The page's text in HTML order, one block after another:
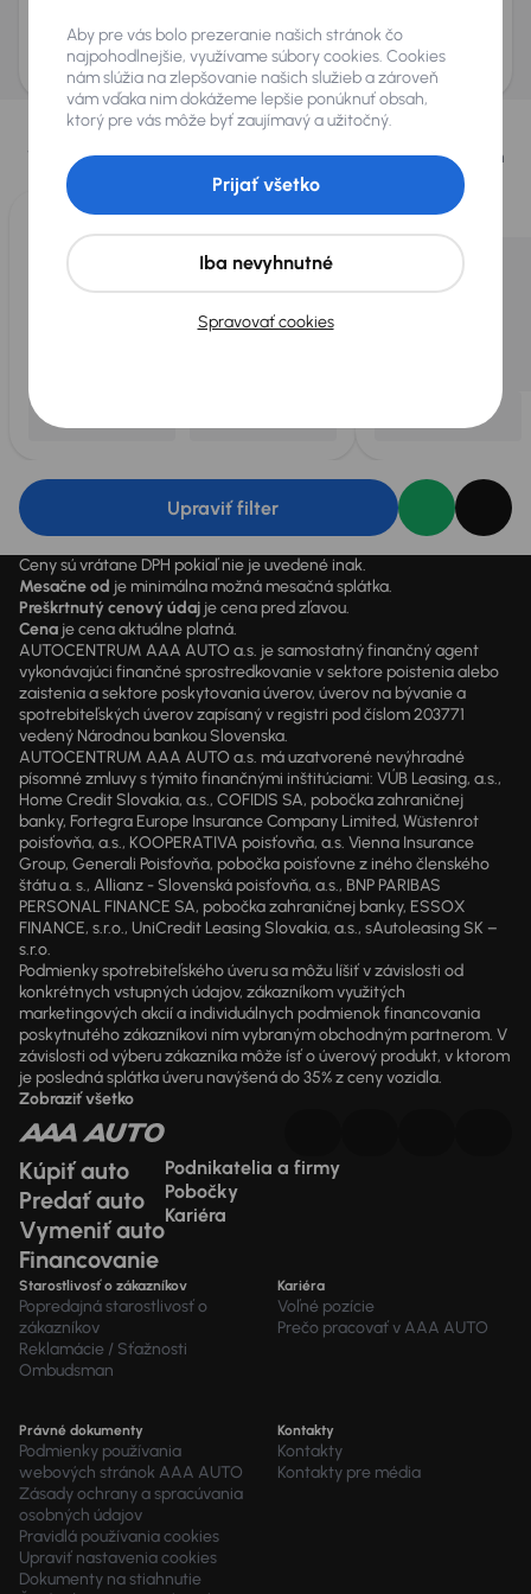
AURES Holdings a.s., so sídlom Dopravákov 874/15, Čimice, 184 00 Praha 8 bude
uchovávať a spracovávať vaše osobné údaje v súlade so zásadami ochrany a
spracovania osobných údajov.
Vybrali sme pre vás
Vyberáme pre vás tienajlepšie vozidláz našej ponuky. Každý deň
pre vás vykúpimeaž 400 vozidiel
Upraviť filter
Ceny sú vrátane DPH pokiaľ nie je uvedené inak.
Mesačne od je minimálna možná mesačná splátka.
Preškrtnutý cenový údaj je cena pred zľavou.
Cena je cena aktuálne platná.
AUTOCENTRUM AAA AUTO a.s. je samostatný finančný agent
vykonávajúci finančné sprostredkovanie v sektore poistenia alebo
zaistenia a sektore poskytovania úverov, úverov na bývanie a
spotrebiteľských úverov zapísaný v registri pod číslom 203771
vedený Národnou bankou Slovenska.
AUTOCENTRUM AAA AUTO a.s. má uzatvorené nevýhradné
písomné zmluvy s týmito finančnými inštitúciami: VÚB Leasing, a.s.,
Home Credit Slovakia, a.s., COFIDIS SA, pobočka zahraničnej
banky, Fortegra Europe Insurance Company Limited, Wüstenrot
poisťovňa, a.s., KOOPERATIVA poisťovňa, a.s. Vienna Insurance
Group, Generali Poisťovňa, pobočka poisťovne z iného členského
štátu a. s., Allianz - Slovenská poisťovňa, a.s., BNP PARIBAS
PERSONAL FINANCE SA, pobočka zahraničnej banky, ESSOX
FINANCE, s.r.o., UniCredit Leasing Slovakia, a.s., sAutoleasing SK –
s.r.o.
Podmienky spotrebiteľského úveru sa môžu líšiť v závislosti od
konkrétnych vstupných údajov, zákazníkom využitých
marketingových akcií a individuálnych podmienok financovania
poskytnutého zákazníkovi ním vybraným obchodným partnerom. V
závislosti od výberu zákazníka môže ísť o úverový produkt, v ktorom
je posledná splátka úveru navýšená do 35% z ceny vozidla.
Zobraziť všetko
Kúpiť auto
Predať auto
Vymeniť auto
Financovanie
Podnikatelia a firmy
Pobočky
Kariéra
Starostlivosť o zákazníkov
Popredajná starostlivosť o
zákazníkov
Reklamácie / Sťažnosti
Ombudsman
Kariéra
Voľné pozície
Prečo pracovať v AAA AUTO
Právné dokumenty
Podmienky používania
webových stránok AAA AUTO
Zásady ochrany a spracúvania
osobných údajov
Pravidlá používania cookies
Upraviť nastavenia cookies
Dokumenty na stiahnutie
Kontakty
Kontakty
Kontakty pre média
Aby pre vás bolo prezeranie našich stránok čo
najpohodlnejšie, využívame súbory cookies. Cookies
nám slúžia na zlepšovanie našich služieb a zároveň
vám vďaka nim dokážeme lepšie ponúknuť obsah,
ktorý pre vás môže byť zaujímavý a užitočný.
Spravovať cookies
Iba nevyhnutné
Prijať všetko